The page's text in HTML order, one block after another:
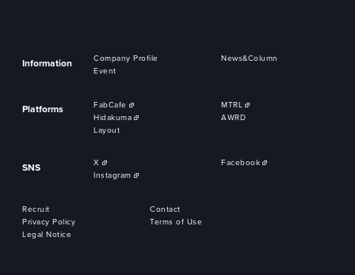
Information Company Profile
News&Column
Event
Platforms FabCafe
MTRL
Hidakuma
AWRD
Layout
SNS X
Facebook
Instagram
Recruit
Contact
Privacy Policy
Terms of Use
Legal Notice